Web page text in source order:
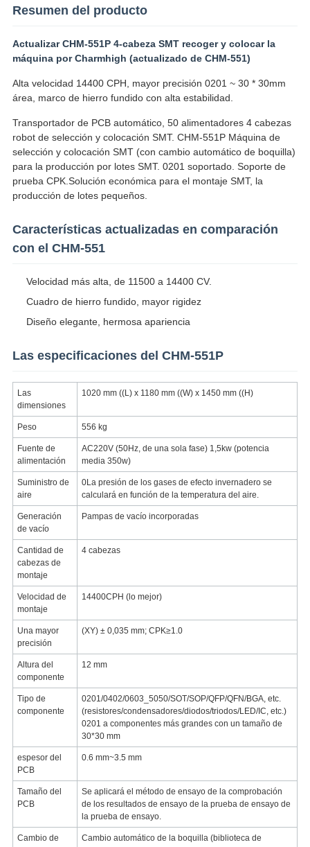
Resumen del producto
Actualizar CHM-551P 4-cabeza SMT recoger y colocar la
máquina por Charmhigh (actualizado de CHM-551)
Alta velocidad 14400 CPH, mayor precisión 0201 ~ 30 * 30mm
área, marco de hierro fundido con alta estabilidad.
Transportador de PCB automático, 50 alimentadores 4 cabezas
robot de selección y colocación SMT. CHM-551P Máquina de
selección y colocación SMT (con cambio automático de boquilla)
para la producción por lotes SMT. 0201 soportado. Soporte de
prueba CPK.Solución económica para el montaje SMT, la
producción de lotes pequeños.
Características actualizadas en comparación
con el CHM-551
Velocidad más alta, de 11500 a 14400 CV.
Cuadro de hierro fundido, mayor rigidez
Diseño elegante, hermosa apariencia
Las especificaciones del CHM-551P
Las
dimensiones
1020 mm ((L) x 1180 mm ((W) x 1450 mm ((H)
Peso 556 kg
Fuente de
alimentación
AC220V (50Hz, de una sola fase) 1,5kw (potencia
media 350w)
Suministro de
aire
0La presión de los gases de efecto invernadero se
calculará en función de la temperatura del aire.
Generación
de vacío
Pampas de vacío incorporadas
Cantidad de
cabezas de
montaje
4 cabezas
Velocidad de
montaje
14400CPH (lo mejor)
Una mayor
precisión
(XY) ± 0,035 mm; CPK≥1.0
Altura del
componente
12 mm
Tipo de
componente
0201/0402/0603_5050/SOT/SOP/QFP/QFN/BGA, etc.
(resistores/condensadores/diodos/triodos/LED/IC, etc.)
0201 a componentes más grandes con un tamaño de
30*30 mm
espesor del
PCB
0.6 mm~3.5 mm
Tamaño del
PCB
Se aplicará el método de ensayo de la comprobación
de los resultados de ensayo de la prueba de ensayo de
la prueba de ensayo.
Cambio de
Cambio automático de la boquilla (biblioteca de